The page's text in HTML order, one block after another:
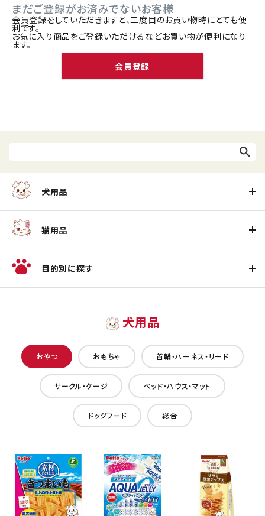
まだご登録がお済みでないお客様
会員登録をしていただきますと、二度目のお買い物時にとても便
利です。
お気に入り商品をご登録いただけるなどお買い物が便利になり
ます。
会員登録
犬用品
猫用品
目的別に探す
犬用品
おやつ おもちゃ 首輪・ハーネス・リード
サークル・ケージ ベッド・ハウス・マット
ドッグフード 総合